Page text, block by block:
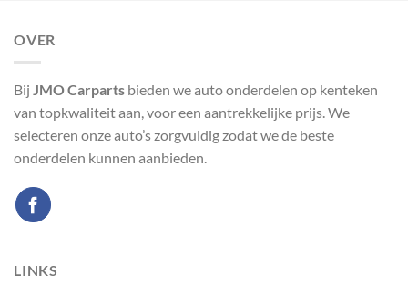
OVER
Bij JMO Carparts bieden we auto onderdelen op kenteken
van topkwaliteit aan, voor een aantrekkelijke prijs. We
selecteren onze auto’s zorgvuldig zodat we de beste
onderdelen kunnen aanbieden.
LINKS